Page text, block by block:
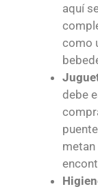
aquí
como
debe
metan